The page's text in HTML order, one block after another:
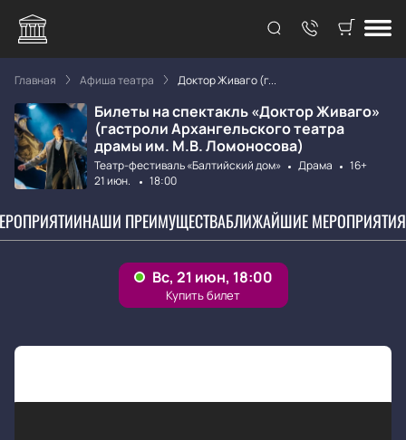
Главная Афиша театра Доктор Живаго (г...
Билеты на спектакль «Доктор Живаго»
(гастроли Архангельского театра
драмы им. М.В. Ломоносова)
Театр-фестиваль «Балтийский дом» Драма
16+
21 июн.
18:00
НАШИ ПРЕИМУЩЕСТВАБЛИЖАЙШИЕ МЕРОПРИЯТИЯ